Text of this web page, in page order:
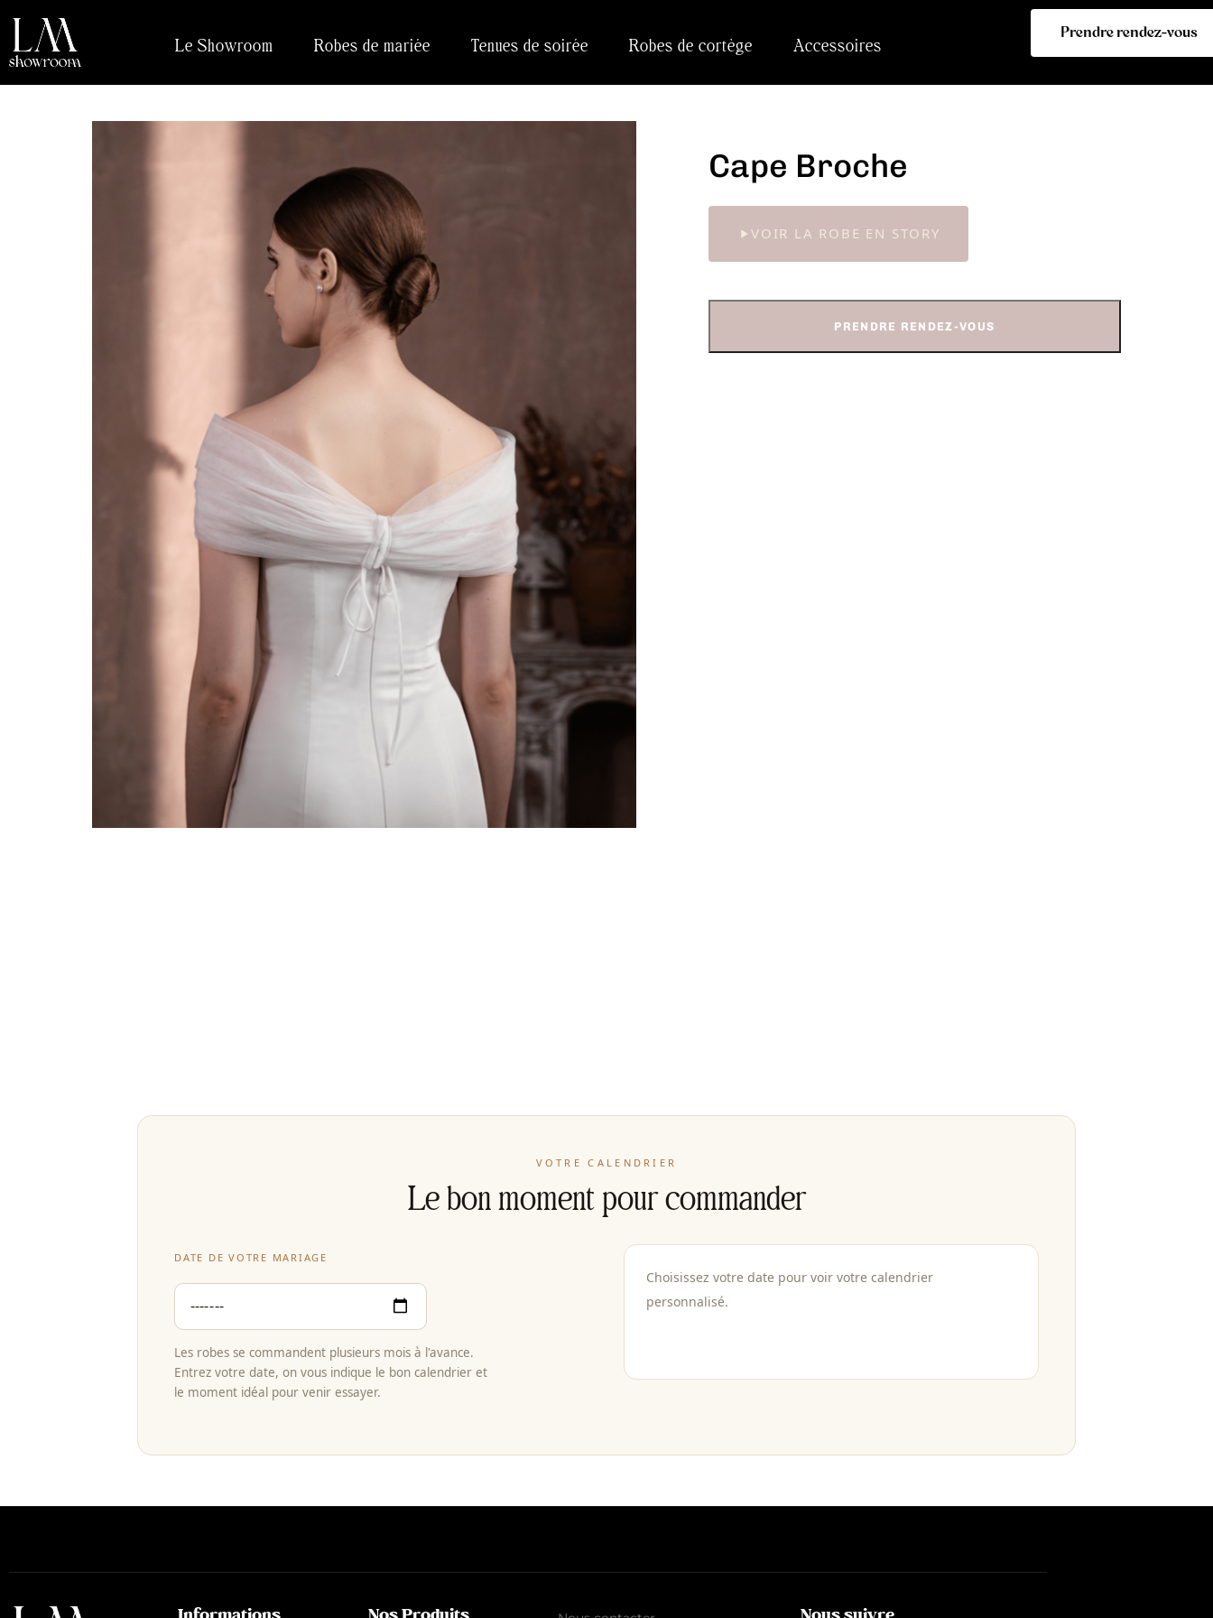
Le Showroom Robes de mariée Tenues de soirée Robes de cortège Accessoires
Prendre rendez-vous
Cape Broche
VOIR LA ROBE EN STORY
PRENDRE RENDEZ-VOUS
VOTRE CALENDRIER
Le bon moment pour commander
DATE DE VOTRE MARIAGE
Les robes se commandent plusieurs mois à l'avance.
Entrez votre date, on vous indique le bon calendrier et
le moment idéal pour venir essayer.
Choisissez votre date pour voir votre calendrier
personnalisé.